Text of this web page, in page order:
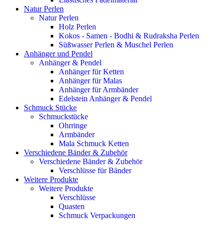
Natur Perlen
Natur Perlen
Holz Perlen
Kokos - Samen - Bodhi & Rudraksha Perlen
Süßwasser Perlen & Muschel Perlen
Anhänger und Pendel
Anhänger & Pendel
Anhänger für Ketten
Anhänger für Malas
Anhänger für Armbänder
Edelstein Anhänger & Pendel
Schmuck Stücke
Schmuckstücke
Ohrringe
Armbänder
Mala Schmuck Ketten
Verschiedene Bänder & Zubehör
Verschiedene Bänder & Zubehör
Verschlüsse für Bänder
Weitere Produkte
Weitere Produkte
Verschlüsse
Quasten
Schmuck Verpackungen